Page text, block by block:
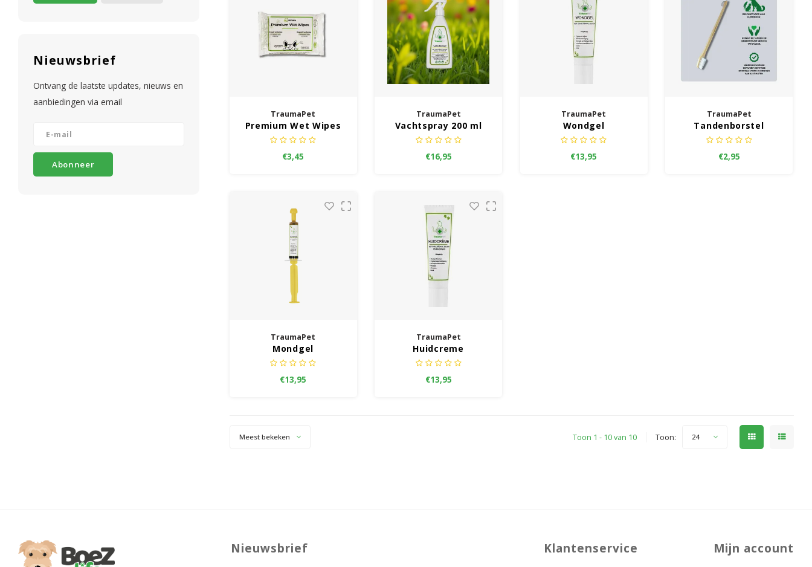
Nieuwsbrief
Ontvang de laatste updates, nieuws en
aanbiedingen via email
Abonneer
TraumaPet
Premium Wet Wipes
(15 st.)
€3,45
TraumaPet
Vachtspray 200 ml
€16,95
TraumaPet
Wondgel
€13,95
TraumaPet
Tandenborstel
bamboo dubbelzijdig
€2,95
TraumaPet
Mondgel
€13,95
TraumaPet
Huidcreme
€13,95
Meest bekeken Toon 1 - 10 van 10 Toon: 24
Nieuwsbrief Klantenservice Mijn account